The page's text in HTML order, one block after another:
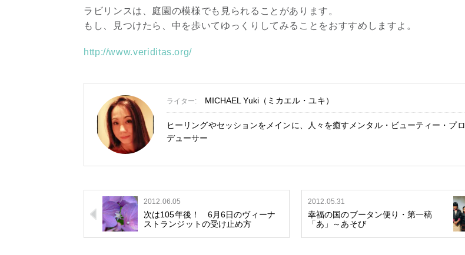
ラビリンスは、庭園の模様でも見られることがあります。
もし、見つけたら、中を歩いてゆっくりしてみることをおすすめしますよ。
http://www.veriditas.org/
ライター: MICHAEL Yuki（ミカエル・ユキ）
ヒーリングやセッションをメインに、人々を癒すメンタル・ビューティー・プロ
デューサー
2012.06.05
次は105年後！ 6月6日のヴィーナ
ストランジットの受け止め方
2012.05.31
幸福の国のブータン便り・第一稿
「あ」～あそび